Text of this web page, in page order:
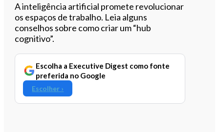
Ouvir este artigo
A inteligência artificial promete revolucionar
os espaços de trabalho. Leia alguns
conselhos sobre como criar um “hub
cognitivo”.
Escolha a Executive Digest como fonte
preferida no Google
Escolher ›